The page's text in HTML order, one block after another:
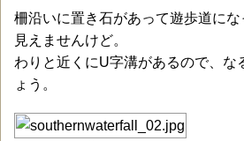
柵沿いに置き石があって遊歩道にな
見えませんけど。
わりと近くにU字溝があるので、な
ょう。